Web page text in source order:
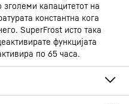
капацитетот на
константна кога
SuperFrost исто така
функцијата
по 65 часа.